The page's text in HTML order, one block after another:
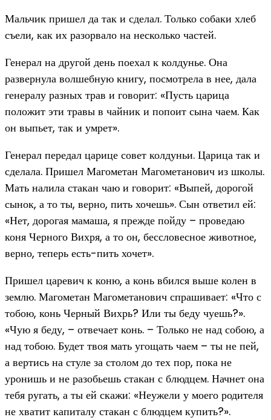
Мальчик пришел да так и сделал. Только собаки хлеб
съели, как их разорвало на несколько частей.
Генерал на другой день поехал к колдунье. Она
развернула волшебную книгу, посмотрела в нее, дала
генералу разных трав и говорит: «Пусть царица
положит эти травы в чайник и попоит сына чаем. Как
он выпьет, так и умрет».
Генерал передал царице совет колдуньи. Царица так и
сделала. Пришел Магометан Магометанович из школы.
Мать налила стакан чаю и говорит: «Выпей, дорогой
сынок, а то ты, верно, пить хочешь». Сын ответил ей:
«Нет, дорогая мамаша, я прежде пойду – проведаю
коня Черного Вихря, а то он, бессловесное животное,
верно, теперь есть-пить хочет».
Пришел царевич к коню, а конь вбился выше колен в
землю. Магометан Магометанович спрашивает: «Что с
тобою, конь Черный Вихрь? Или ты беду чуешь?».
«Чую я беду, – отвечает конь. – Только не над собою, а
над тобою. Будет твоя мать угощать чаем – ты не пей,
а вертись на стуле за столом до тех пор, пока не
уронишь и не разобьешь стакан с блюдцем. Начнет она
тебя ругать, а ты ей скажи: «Неужели у моего родителя
не хватит капиталу стакан с блюдцем купить?».